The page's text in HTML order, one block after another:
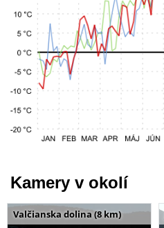
Kamery v okolí
Valčianska dolina (8 km)